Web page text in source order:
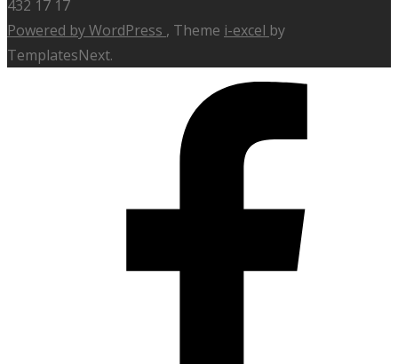
432 17 17
Powered by WordPress , Theme i-excel by
TemplatesNext.